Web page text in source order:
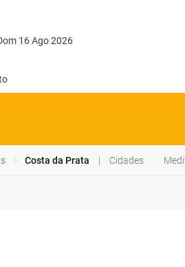
Costa da Prata Cidades